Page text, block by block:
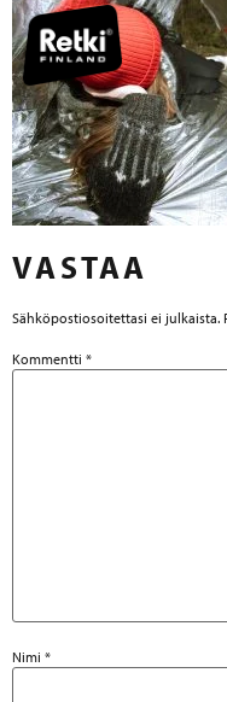
VASTAA
Sähköpostiosoitettasi ei julkaista.
Kommentti *
Nimi *